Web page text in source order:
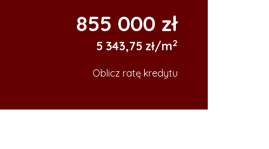
855 000 zł
5 343,75 zł/m2
Oblicz ratę kredytu